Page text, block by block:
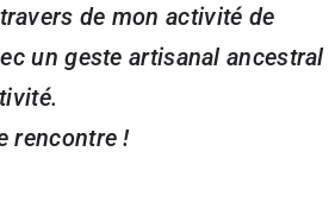
de mon activité de
un geste artisanal ancestral
rencontre !